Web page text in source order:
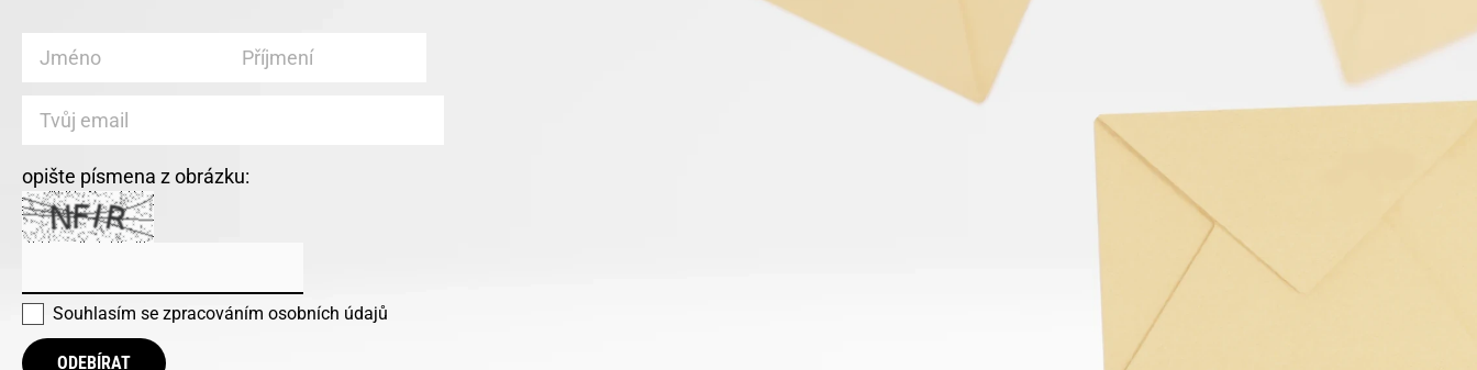
opište písmena z obrázku:
Souhlasím se zpracováním osobních údajů
ODEBÍRAT